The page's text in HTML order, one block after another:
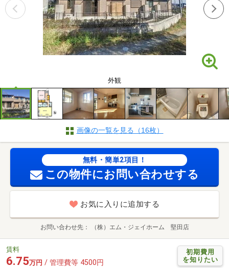
外観
画像の一覧を見る（16枚）
無料・簡単2項目！
この物件にお問い合わせする
お気に入りに追加する
お問い合わせ先 （株）エム・ジェイホーム 堅田店
初期費用
を知りたい
賃料
6.75万円 / 管理費等 4500円